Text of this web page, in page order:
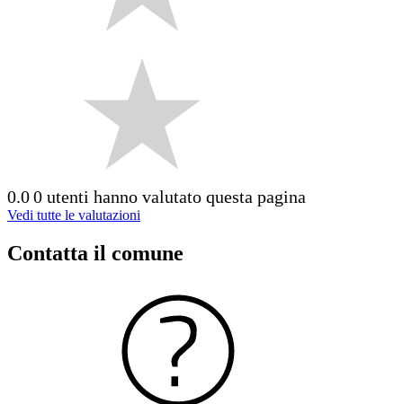
0.00 utenti hanno valutato questa pagina
Vedi tutte le valutazioni
Contatta il comune